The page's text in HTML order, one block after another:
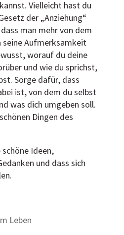
Vielleicht hast du
der „Anziehung“
man mehr von dem
Aufmerksamkeit
worauf du deine
und wie du sprichst,
Sorge dafür, dass
ist, von dem du selbst
was dich umgeben soll.
Dingen des
schöne Ideen,
und dass sich
Leben